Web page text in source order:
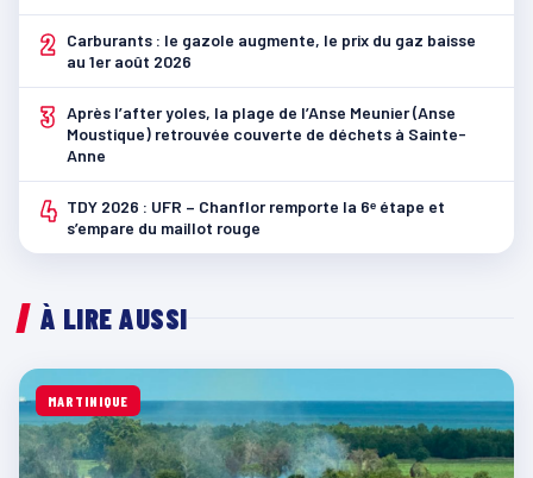
2
Carburants : le gazole augmente, le prix du gaz baisse
au 1er août 2026
3 Après l’after yoles, la plage de l’Anse Meunier (Anse
Moustique) retrouvée couverte de déchets à Sainte-
Anne
4 TDY 2026 : UFR – Chanflor remporte la 6ᵉ étape et
s’empare du maillot rouge
À LIRE AUSSI
MARTINIQUE